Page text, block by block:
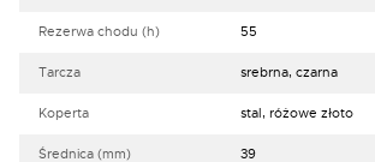
Rezerwa chodu (h) 55
Tarcza srebrna, czarna
Koperta stal, różowe złoto
Średnica (mm) 39